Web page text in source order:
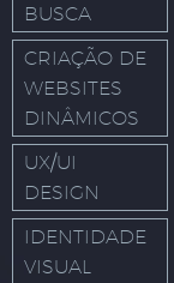
BUSCA
CRIAÇÃO DE
WEBSITES
DINÂMICOS
UX/UI
DESIGN
IDENTIDADE
VISUAL